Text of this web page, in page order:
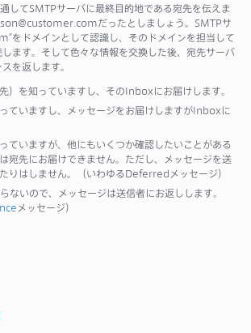
してSMTPサーバに最終目的地である宛先を伝えま
だったとしましょう。SMTPサ
をドメインとして認識し、そのドメインを担当して
ます。そして色々な情報を交換した後、宛先サーバ
を返します。
）を知っていますし、そのInboxにお届けします。
ていますし、メッセージをお届けしますがInboxに
ていますが、他にもいくつか確認したいことがある
宛先にお届けできません。ただし、メッセージを送
りはしません。（いわゆるDeferredメッセージ）
ないので、メッセージは送信者にお返しします。
メッセージ）